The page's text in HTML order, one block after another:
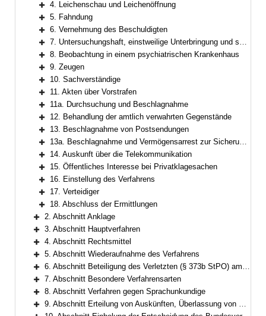
Bereich erweitern
4. Leichenschau und Leichenöffnung
Bereich erweitern
5. Fahndung
Bereich erweitern
6. Vernehmung des Beschuldigten
Bereich erweitern
7. Untersuchungshaft, einstweilige Unterbringung und sonstige Maßnahmen zur Sicherstellung der Strafverfolgung und der Strafvollstreckung
Bereich erweitern
8. Beobachtung in einem psychiatrischen Krankenhaus
Bereich erweitern
9. Zeugen
Bereich erweitern
10. Sachverständige
Bereich erweitern
11. Akten über Vorstrafen
Bereich erweitern
11a. Durchsuchung und Beschlagnahme
Bereich erweitern
12. Behandlung der amtlich verwahrten Gegenstände
Bereich erweitern
13. Beschlagnahme von Postsendungen
Bereich erweitern
13a. Beschlagnahme und Vermögensarrest zur Sicherung der Einziehung und der Wertersatzeinziehung, Insolvenzverfahren
Bereich erweitern
14. Auskunft über die Telekommunikation
Bereich erweitern
15. Öffentliches Interesse bei Privatklagesachen
Bereich erweitern
16. Einstellung des Verfahrens
Bereich erweitern
17. Verteidiger
Bereich erweitern
18. Abschluss der Ermittlungen
Bereich erweitern
2. Abschnitt Anklage
Bereich erweitern
3. Abschnitt Hauptverfahren
Bereich erweitern
4. Abschnitt Rechtsmittel
Bereich erweitern
5. Abschnitt Wiederaufnahme des Verfahrens
Bereich erweitern
6. Abschnitt Beteiligung des Verletzten (§ 373b StPO) am Verfahren
Bereich erweitern
7. Abschnitt Besondere Verfahrensarten
Bereich erweitern
8. Abschnitt Verfahren gegen Sprachunkundige
Bereich erweitern
9. Abschnitt Erteilung von Auskünften, Überlassung von Kopien und Gewährung von Akteneinsicht